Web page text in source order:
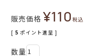
販売価格 ¥110税込
[ 5 ポイント進呈 ]